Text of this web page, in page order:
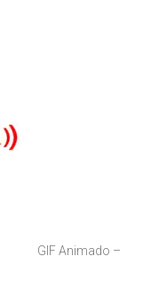
GIF Animado –